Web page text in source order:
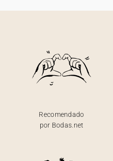
Recomendado
por Bodas.net